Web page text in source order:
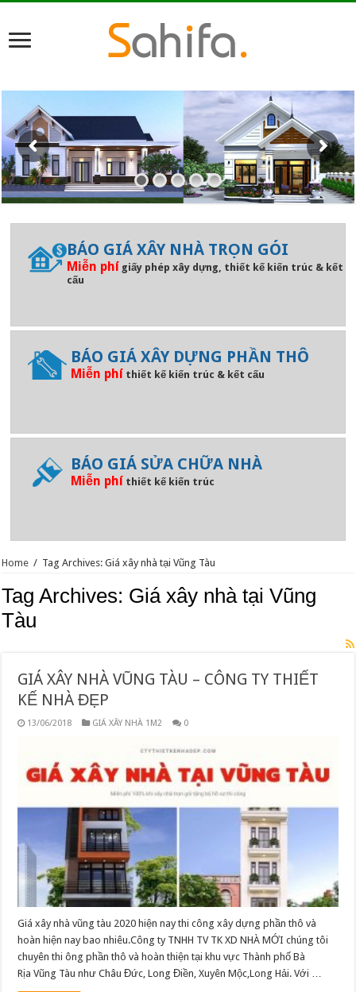
BÁO GIÁ XÂY NHÀ TRỌN GÓI
Miễn phí giấy phép xây dựng, thiết kế kiến trúc & kết
cấu
BÁO GIÁ XÂY DỰNG PHẦN THÔ
Miễn phí thiết kế kiến trúc & kết cấu
BÁO GIÁ SỬA CHỮA NHÀ
Miễn phí thiết kế kiến trúc
Home / Tag Archives: Giá xây nhà tại Vũng Tàu
Tag Archives: Giá xây nhà tại Vũng
Tàu
GIÁ XÂY NHÀ VŨNG TÀU – CÔNG TY THIẾT
KẾ NHÀ ĐẸP
13/06/2018 GIÁ XÂY NHÀ 1M2 0
Giá xây nhà vũng tàu 2020 hiện nay thi công xây dựng phần thô và
hoàn hiện nay bao nhiêu.Công ty TNHH TV TK XD NHÀ MỚI chúng tôi
chuyên thi ông phần thô và hoàn thiện tại khu vực Thành phố Bà
Rịa Vũng Tàu như Châu Đức, Long Điền, Xuyên Mộc,Long Hải. Với …
Mẫu thiết kế căn bếp hoàn hảo cho những căn nhà
nhỏ.
26/04/2016